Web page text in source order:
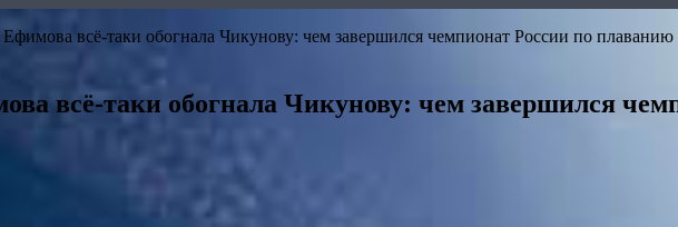
всё-таки обогнала Чикунову: чем завершился чемпионат России по плаванию
всё-таки обогнала Чикунову: чем завершился